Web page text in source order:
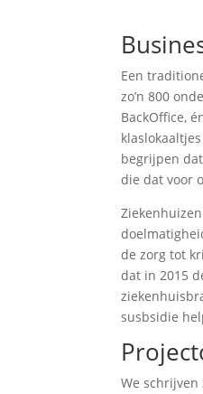
Een
zo’n 800
BackOffice,
begrijpen
die dat voor
de zorg tot
dat in 2015
susbsidie
We